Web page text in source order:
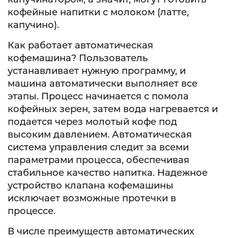
кофейные напитки с молоком (латте,
капучино).
Как работает автоматическая
кофемашина? Пользователь
устанавливает нужную программу, и
машина автоматически выполняет все
этапы. Процесс начинается с помола
кофейных зерен, затем вода нагревается и
подается через молотый кофе под
высоким давлением. Автоматическая
система управления следит за всеми
параметрами процесса, обеспечивая
стабильное качество напитка. Надежное
устройство клапана кофемашины
исключает возможные протечки в
процессе.
В числе преимуществ автоматических